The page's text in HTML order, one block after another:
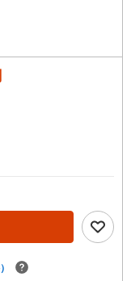
ご提案いたします。ホ
お問い合わせくださ